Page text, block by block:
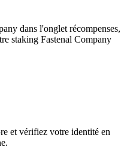
dans l'onglet récompenses,
staking Fastenal Company
et vérifiez votre identité en